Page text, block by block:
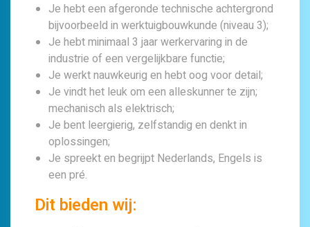
Je hebt een afgeronde technische achtergrond
bijvoorbeeld in werktuigbouwkunde (niveau 3);
Je hebt minimaal 3 jaar werkervaring in de
industrie of een vergelijkbare functie;
Je werkt nauwkeurig en hebt oog voor detail;
Je vindt het leuk om een alleskunner te zijn;
mechanisch als elektrisch;
Je bent leergierig, zelfstandig en denkt in
oplossingen;
Je spreekt en begrijpt Nederlands, Engels is
een pré.
Dit bieden wij: